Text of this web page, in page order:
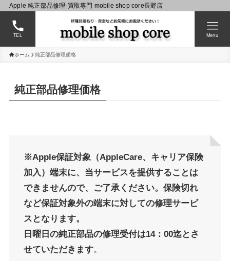
Apple 純正部品修理-買取専門 mobile shop core長野店
TEL Menu
ホーム 純正部品修理価格
純正部品修理価格
※Apple保証対象 （AppleCare、キャリア保険
加入）端末に、当サービスを提供することは
できませんので、ご了承ください。保険切れ
など保証対象外の端末に対しての修理サービ
スとなります。
日曜日の純正部品の修理受付は14：00迄とさ
せていただきます。